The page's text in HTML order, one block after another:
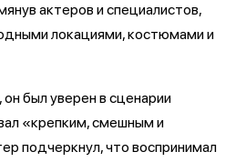
актеров и специалистов,
локациями, костюмами и
был уверен в сценарии
«крепким, смешным и
подчеркнул, что воспринимал